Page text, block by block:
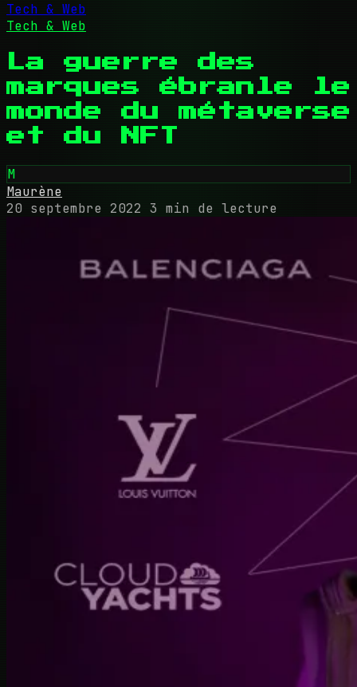
Tech & Web
Tech & Web
La guerre des
marques ébranle le
monde du métaverse
et du NFT
M
Maurène
20 septembre 2022 3 min de lecture